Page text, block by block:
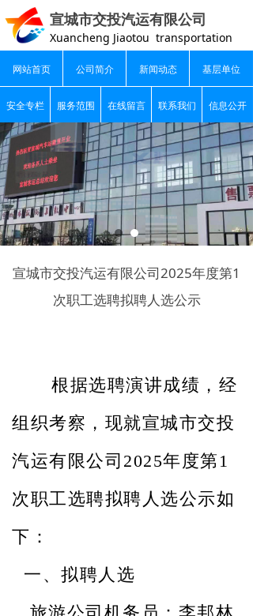
网站首页 公司简介 新闻动态 基层单位
安全专栏 服务范围 在线留言 联系我们 信息公开
宣城市交投汽运有限公司
Xuancheng Jiaotou transportation
根据选聘演讲成绩，经
组织考察，现就宣城市交投
汽运有限公司 2025年度第 1
次职工选聘拟聘人选公示如
下：
一、拟聘人选
宣城市交投汽运有限公司2025年度第1
次职工选聘拟聘人选公示